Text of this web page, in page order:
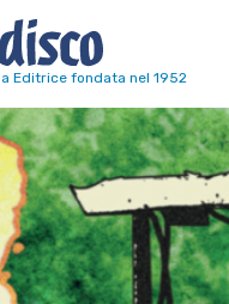
principale
Editrice fondata nel 1952